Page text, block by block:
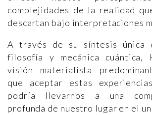
complejidades de la realidad
descartan bajo interpretaciones
A través de su síntesis única
filosofía y mecánica
visión materialista
que aceptar estas
podría llevarnos a una
profunda de nuestro lugar en el